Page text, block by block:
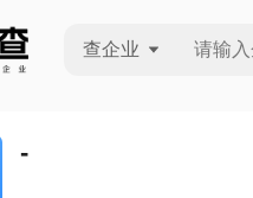
查企业
-